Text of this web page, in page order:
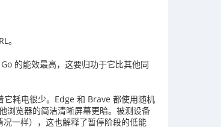
。
的能效最高，这要归功于它比其他同
耗电很少。Edge 和 Brave 都使用随机
浏览器的简洁清晰屏幕更暗。被测设备
一样），这也解释了暂停阶段的低能